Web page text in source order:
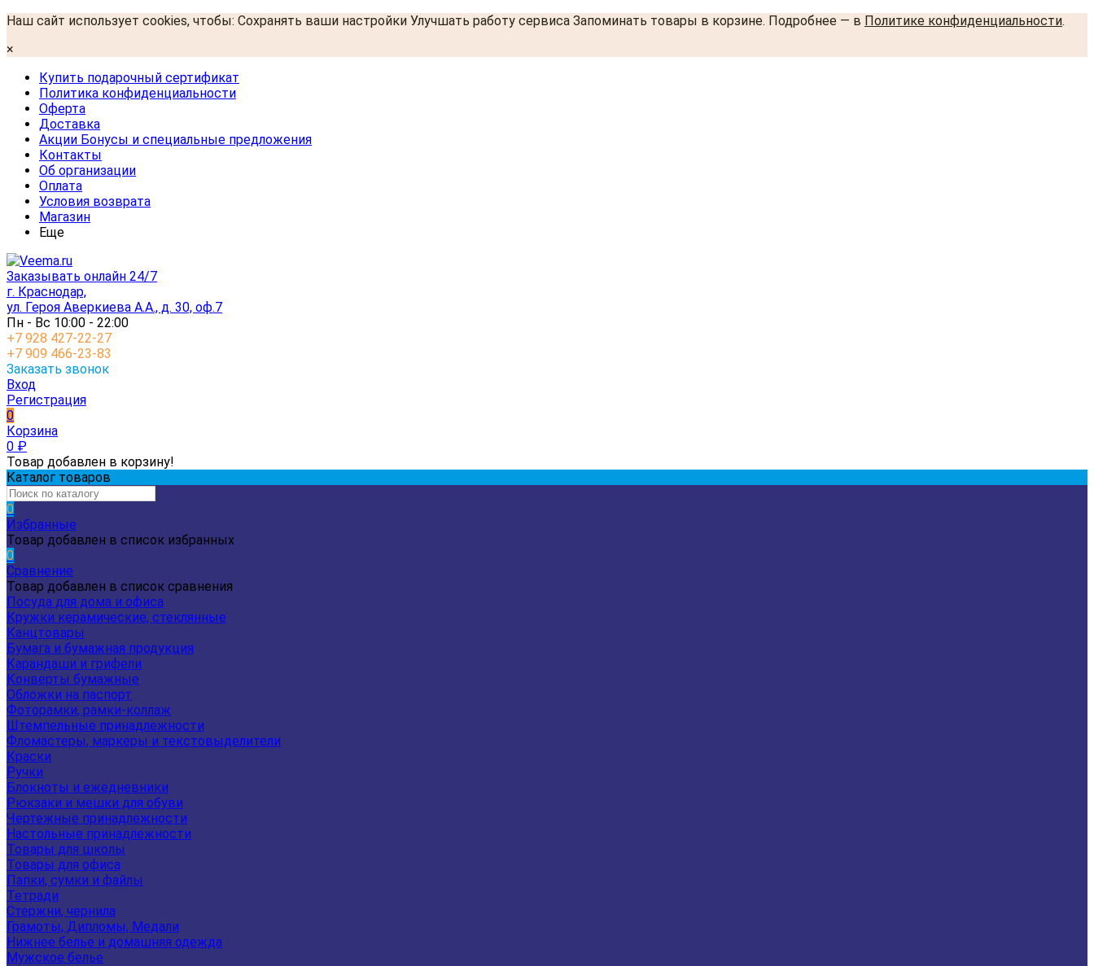
Наш сайт использует cookies, чтобы: Сохранять ваши настройки Улучшать работу сервиса Запоминать товары в корзине. Подробнее — в Политике конфиденциальности.
×
Купить подарочный сертификат
Политика конфиденциальности
Оферта
Доставка
Акции Бонусы и специальные предложения
Контакты
Об организации
Оплата
Условия возврата
Магазин
Еще
Заказывать онлайн 24/7
г. Краснодар,
ул. Героя Аверкиева А.А., д. 30, оф.7
Пн - Вс 10:00 - 22:00
+7 928 427-22-27
+7 909 466-23-83
Заказать звонок
Вход
Регистрация
0
Корзина
0 ₽
Товар добавлен в корзину!
Каталог товаров
0
Избранные
Товар добавлен в список избранных
0
Сравнение
Товар добавлен в список сравнения
Посуда для дома и офиса
Кружки керамические, стеклянные
Канцтовары
Бумага и бумажная продукция
Карандаши и грифели
Конверты бумажные
Обложки на паспорт
Фоторамки, рамки-коллаж
Штемпельные принадлежности
Фломастеры, маркеры и текстовыделители
Краски
Ручки
Блокноты и ежедневники
Рюкзаки и мешки для обуви
Чертежные принадлежности
Настольные принадлежности
Товары для школы
Товары для офиса
Папки, сумки и файлы
Тетради
Стержни, чернила
Грамоты, Дипломы, Медали
Нижнее белье и домашняя одежда
Мужское белье